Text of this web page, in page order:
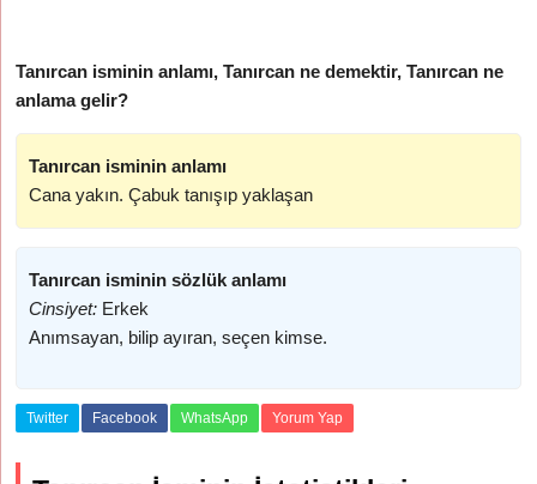
Tanırcan isminin anlamı, Tanırcan ne demektir, Tanırcan ne
anlama gelir?
Tanırcan isminin anlamı
Cana yakın. Çabuk tanışıp yaklaşan
Tanırcan isminin sözlük anlamı
Cinsiyet: Erkek
Anımsayan, bilip ayıran, seçen kimse.
Twitter Facebook WhatsApp Yorum Yap